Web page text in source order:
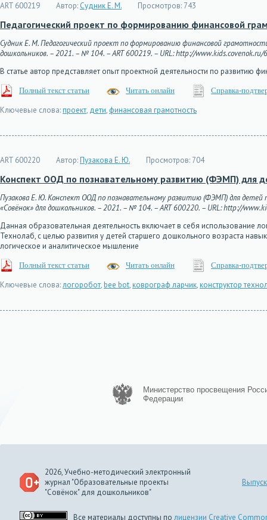
ART 600219 Автор: Судник Е. М. Просмотров: 743
Педагогический проект по формированию финансовой
Судник Е. М. Педагогический проект по формированию финансовой
дошкольников. – 2021. – № 104. – ART 600219. – URL: http://
В статье автор представляет опыт проектной деятельности по развитию
Полный текст статьи Читать онлайн Справка-
Ключевые слова:проект, дети, финансовая грамотность
ART 600220 Автор:Пузакова Е. Ю. Просмотров: 704
Конспект ООД по познавательному развитию (ФЭМП) для
Пузакова Е. Ю. Конспект ООД по познавательному развитию (ФЭМП) для детей
«Совёнок» для дошкольников. – 2021. – № 104. – ART 600220. – URL: http://
Данная образовательная деятельность включает в себя использование
Технолаб, с целью развития у детей старшего дошкольного возраста
логическое и аналитическое мышление
Полный текст статьи Читать онлайн Справка-
Ключевые слова:логоробот,bee bot,коврограф ларчик,конструктор
Министерство просвещения
Федерации
2026, Учебно-методический электронный
журнал "Образовательные проекты
"Совёнок" для дошкольников"
Все материалы доступны по лицензии Creative